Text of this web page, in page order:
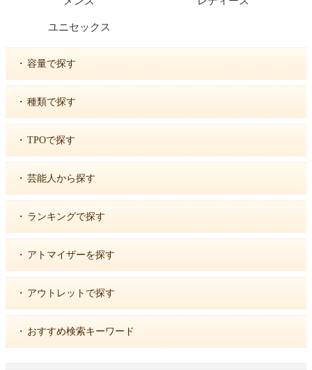
ユニセックス
・ 容量で探す
・ 種類で探す
・ TPOで探す
・ 芸能人から探す
・ ランキングで探す
・ アトマイザーを探す
・ アウトレットで探す
・ おすすめ検索キーワード